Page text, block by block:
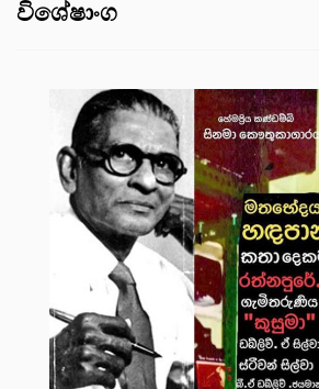
විශේෂාංග